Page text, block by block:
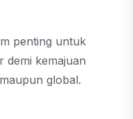
penting untuk
demi kemajuan
global.